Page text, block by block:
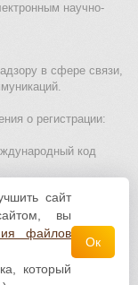
научно-
в сфере связи,
о регистрации:
код
для детей
обработки и
Creative
сайт
вы
файлов
который
Ок